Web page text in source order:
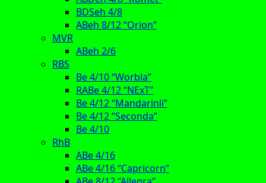
BDSeh 4/8
ABeh 8/12 “Orion”
MVR
ABeh 2/6
RBS
Be 4/10 “Worbla”
RABe 4/12 “NExT”
Be 4/12 “Mandarinli”
Be 4/12 “Seconda”
Be 4/10
RhB
ABe 4/16
ABe 4/16 “Capricorn”